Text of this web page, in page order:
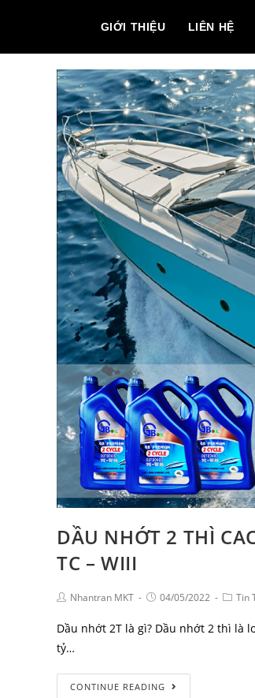
GIỚI THIỆU LIÊN HỆ
DẦU NHỚT 2 THÌ
TC – WIII
Nhantran MKT 04/05/2022 Tin
Dầu nhớt 2T là gì? Dầu nhớt 2 thì là
tỷ…
CONTINUE READING